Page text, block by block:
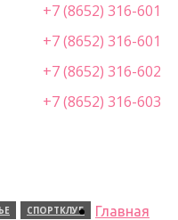
+7 (8652) 316-601
+7 (8652) 316-601
+7 (8652) 316-602
+7 (8652) 316-603
СПОРТКЛУБ
Главная